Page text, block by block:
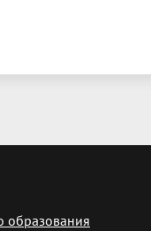
образования